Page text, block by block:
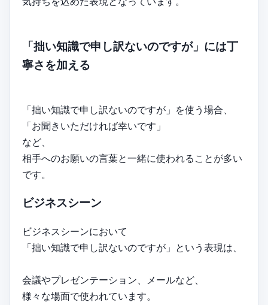
「拙い知識で申し訳ないのですが」には丁
寧さを加える
「拙い知識で申し訳ないのですが」を使う場合、
「お聞きいただければ幸いです」
など、
相手へのお願いの言葉と一緒に使われることが多い
です。
ビジネスシーン
ビジネスシーンにおいて
「拙い知識で申し訳ないのですが」という表現は、
会議やプレゼンテーション、メールなど、
様々な場面で使われています。